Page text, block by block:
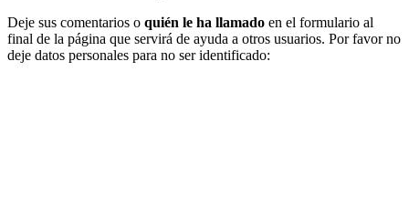
Deje sus comentarios o quién le ha llamado en el formulario al
final de la página que servirá de ayuda a otros usuarios. Por favor no
deje datos personales para no ser identificado: